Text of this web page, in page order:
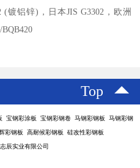
镀铝锌)，日本JIS G3302，欧洲
Top
宝钢彩涂板 宝钢彩钢卷 马钢彩钢板 马钢彩钢
彩钢板 高耐候彩钢板 硅改性彩钢板
辰实业有限公司